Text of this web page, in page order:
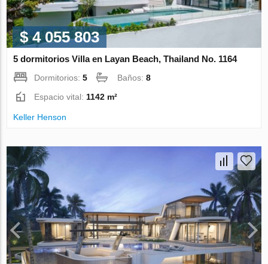
$ 4 055 803
5 dormitorios Villa en Layan Beach, Thailand No. 1164
Dormitorios:5 Baños:8
Espacio vital: 1142 m²
Keller Henson